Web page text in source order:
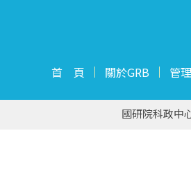
首 頁 關於GRB 管
國研院科政中